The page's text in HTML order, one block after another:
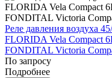
Реле давления воздуха
FLORIDA Vela Compact
FONDITAL Victoria
По запросу
Подробнее